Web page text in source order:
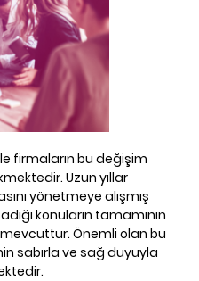
firmaların bu değişim
Uzun yıllar
yönetmeye alışmış
konuların tamamının
Önemli olan bu
sabırla ve sağ duyuyla